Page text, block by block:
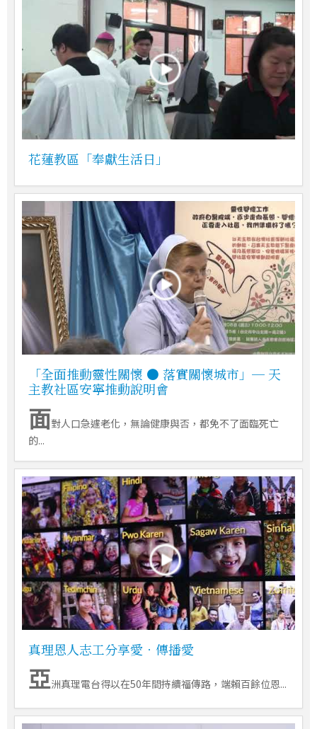
花蓮教區「奉獻生活日」
「全面推動靈性關懷 ● 落實關懷城市」─ 天
主教社區安寧推動說明會
面對人口急遽老化，無論健康與否，都免不了面臨死亡
的...
真理恩人志工分享愛．傳播愛
亞洲真理電台得以在50年間持續福傳路，端賴百餘位恩...